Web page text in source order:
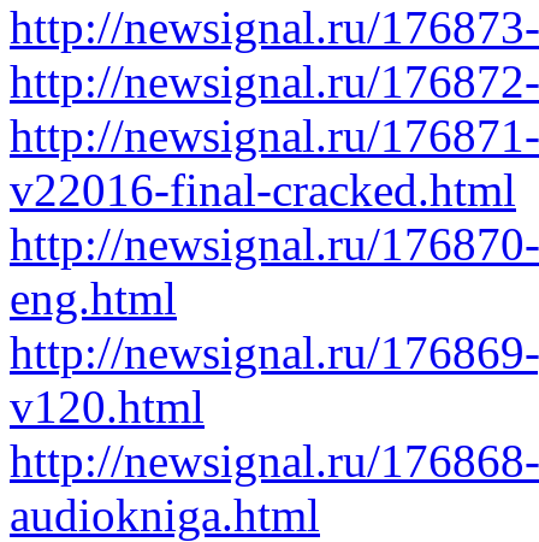
http://newsignal.ru/
http://newsignal.ru/
http://newsignal.ru/
v22016-final-cracked.html
http://newsignal.ru/
eng.html
http://newsignal.ru/
v120.html
http://newsignal.ru/
audiokniga.html